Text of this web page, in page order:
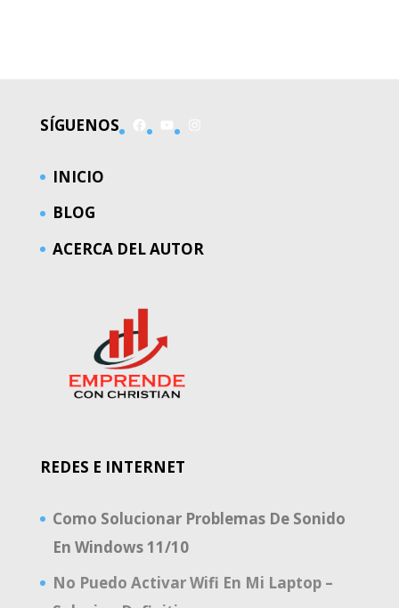
SÍGUENOS
INICIO
BLOG
ACERCA DEL AUTOR
REDES E INTERNET
Como Solucionar Problemas De Sonido
En Windows 11/10
No Puedo Activar Wifi En Mi Laptop –